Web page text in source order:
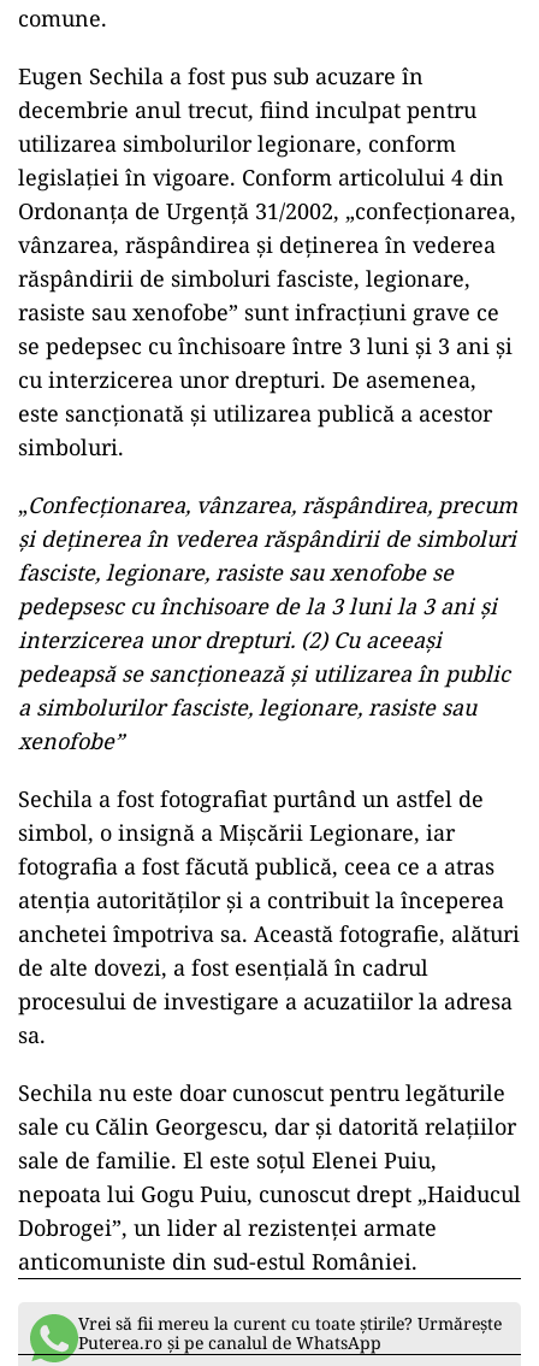
comune.
Eugen Sechila a fost pus sub acuzare în
decembrie anul trecut, fiind inculpat pentru
utilizarea simbolurilor legionare, conform
legislației în vigoare. Conform articolului 4 din
Ordonanța de Urgență 31/2002, „confecționarea,
vânzarea, răspândirea și deținerea în vederea
răspândirii de simboluri fasciste, legionare,
rasiste sau xenofobe” sunt infracțiuni grave ce
se pedepsec cu închisoare între 3 luni și 3 ani și
cu interzicerea unor drepturi. De asemenea,
este sancționată și utilizarea publică a acestor
simboluri.
„Confecţionarea, vânzarea, răspândirea, precum
şi deţinerea în vederea răspândirii de simboluri
fasciste, legionare, rasiste sau xenofobe se
pedepsesc cu închisoare de la 3 luni la 3 ani şi
interzicerea unor drepturi. (2) Cu aceeaşi
pedeapsă se sancţionează şi utilizarea în public
a simbolurilor fasciste, legionare, rasiste sau
xenofobe”
Sechila a fost fotografiat purtând un astfel de
simbol, o insignă a Mişcării Legionare, iar
fotografia a fost făcută publică, ceea ce a atras
atenția autorităților și a contribuit la începerea
anchetei împotriva sa. Această fotografie, alături
de alte dovezi, a fost esențială în cadrul
procesului de investigare a acuzatiilor la adresa
sa.
Sechila nu este doar cunoscut pentru legăturile
sale cu Călin Georgescu, dar și datorită relațiilor
sale de familie. El este soțul Elenei Puiu,
nepoata lui Gogu Puiu, cunoscut drept „Haiducul
Dobrogei”, un lider al rezistenței armate
anticomuniste din sud-estul României.
Vrei să fii mereu la curent cu toate știrile? Urmărește
Puterea.ro și pe canalul de WhatsApp